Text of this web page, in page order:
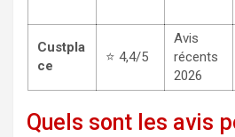
Custpla
ce
⭐ 4,4/5
Avis
récents
2026
Quels sont les avis